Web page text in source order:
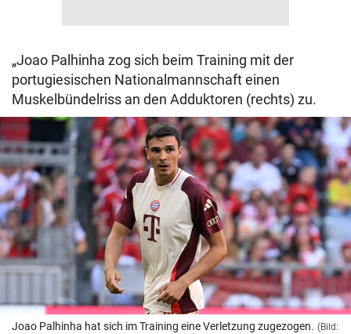
„Joao Palhinha zog sich beim Training mit der
portugiesischen Nationalmannschaft einen
Muskelbündelriss an den Adduktoren (rechts) zu.
Joao Palhinha hat sich im Training eine Verletzung zugezogen. (Bild: